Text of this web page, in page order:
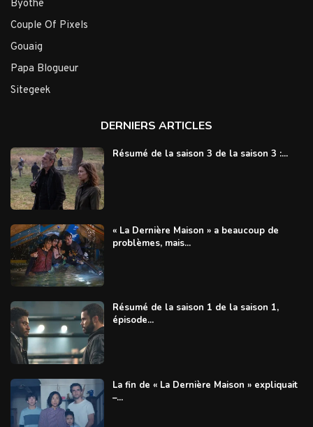
Byothe
Couple Of Pixels
Gouaig
Papa Blogueur
Sitegeek
DERNIERS ARTICLES
Résumé de la saison 3 de la saison 3 :...
« La Dernière Maison » a beaucoup de
problèmes, mais...
Résumé de la saison 1 de la saison 1,
épisode...
La fin de « La Dernière Maison » expliquait
–...